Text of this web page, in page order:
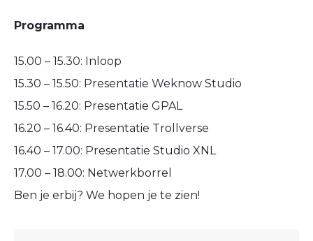
Programma
15.00 – 15.30: Inloop
15.30 – 15.50: Presentatie Weknow Studio
15.50 – 16.20: Presentatie GPAL
16.20 – 16.40: Presentatie Trollverse
16.40 – 17.00: Presentatie Studio XNL
17.00 – 18.00: Netwerkborrel
Ben je erbij? We hopen je te zien!